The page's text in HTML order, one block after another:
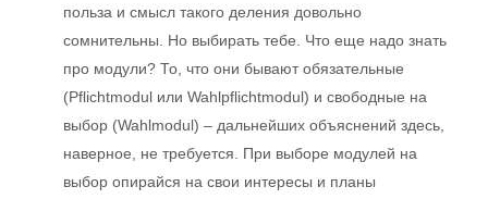
польза и смысл такого деления довольно
сомнительны. Но выбирать тебе. Что еще надо знать
про модули? То, что они бывают обязательные
(Pflichtmodul или Wahlpflichtmodul) и свободные на
выбор (Wahlmodul) – дальнейших объяснений здесь,
наверное, не требуется. При выборе модулей на
выбор опирайся на свои интересы и планы